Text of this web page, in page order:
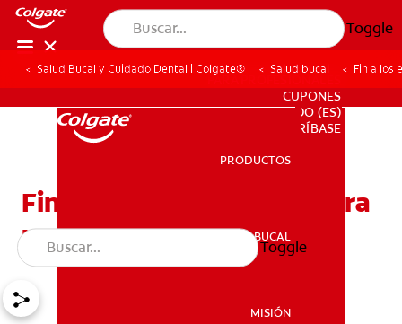
Toggle
SALUD BUCAL
PARA PROFESIONALES
CUPONES
DO (ES)
SUSCRÍBASE
PRODUCTOS
SALUD BUCAL
MISIÓN
Toggle
Salud Bucal y Cuidado Dental | Colgate® Salud bucal Fin a los
Fin a los enredos: Guía para
usar hilo dental